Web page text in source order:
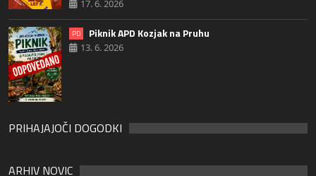
17. 6. 2026
PD Piknik APD Kozjak na Pruhu
13. 6. 2026
PRIHAJAJOČI DOGODKI
ARHIV NOVIC